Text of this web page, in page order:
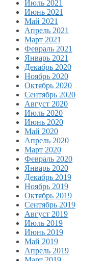
Июль 2021
Июнь 2021
Май 2021
Апрель 2021
Март 2021
Февраль 2021
Январь 2021
Декабрь 2020
Ноябрь 2020
Октябрь 2020
Сентябрь 2020
Август 2020
Июль 2020
Июнь 2020
Май 2020
Апрель 2020
Март 2020
Февраль 2020
Январь 2020
Декабрь 2019
Ноябрь 2019
Октябрь 2019
Сентябрь 2019
Август 2019
Июль 2019
Июнь 2019
Май 2019
Апрель 2019